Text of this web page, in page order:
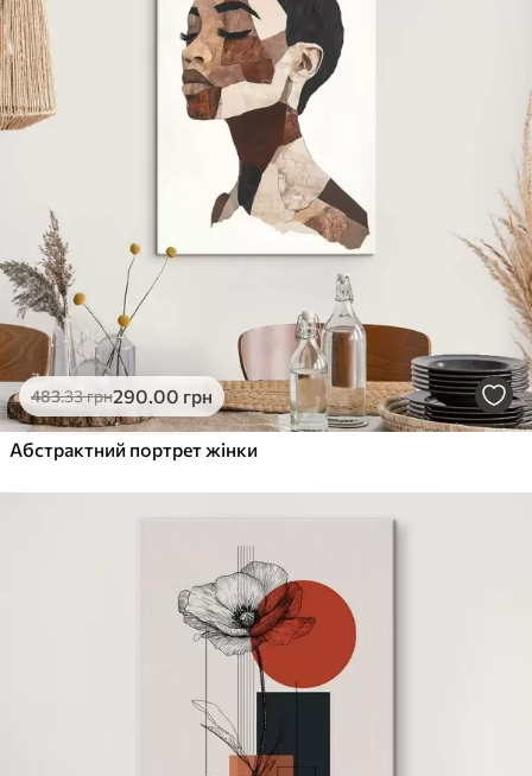
483.33грн290.00 грн
Абстрактний портрет жінки